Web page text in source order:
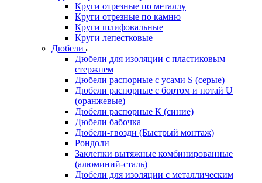
Круги отрезные по металлу
Круги отрезные по камню
Круги шлифовальные
Круги лепестковые
Дюбели
Дюбели для изоляции с пластиковым
стержнем
Дюбели распорные с усами S (серые)
Дюбели распорные c бортом и потай U
(оранжевые)
Дюбели распорные К (синие)
Дюбели бабочка
Дюбели-гвозди (Быстрый монтаж)
Рондоли
Заклепки вытяжные комбинированные
(алюминий-сталь)
Дюбели для изоляции с металлическим